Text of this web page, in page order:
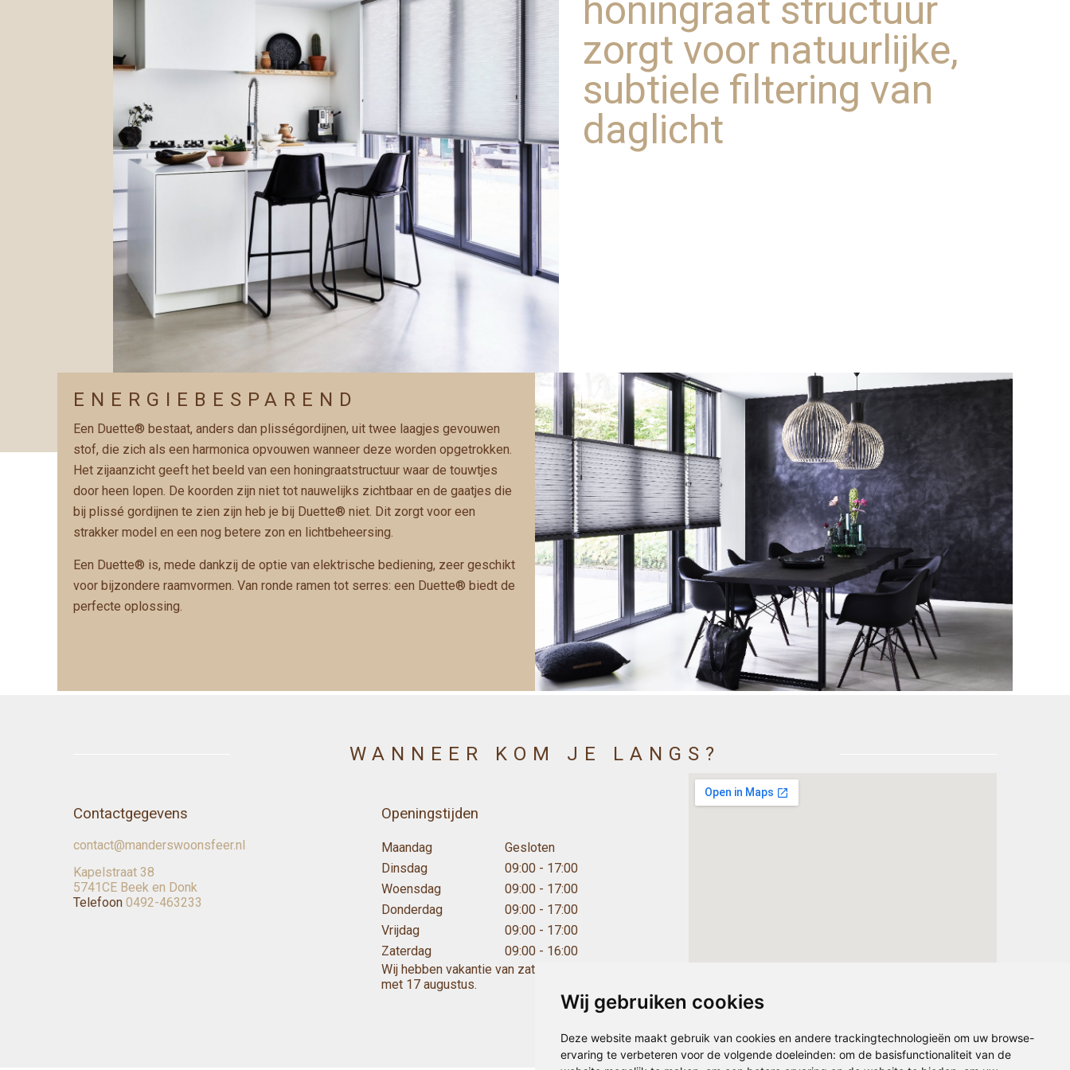
Wij gebruiken cookies
Deze website maakt gebruik van cookies en andere trackingtechnologieën om uw browse-
ervaring te verbeteren voor de volgende doeleinden: om de basisfunctionaliteit van de
honingraat structuur
zorgt voor natuurlijke,
subtiele filtering van
daglicht
ENERGIEBESPAREND
Een Duette® bestaat, anders dan plisségordijnen, uit twee laagjes gevouwen
stof, die zich als een harmonica opvouwen wanneer deze worden opgetrokken.
Het zijaanzicht geeft het beeld van een honingraatstructuur waar de touwtjes
door heen lopen. De koorden zijn niet tot nauwelijks zichtbaar en de gaatjes die
bij plissé gordijnen te zien zijn heb je bij Duette® niet. Dit zorgt voor een
strakker model en een nog betere zon en lichtbeheersing.
Een Duette® is, mede dankzij de optie van elektrische bediening, zeer geschikt
voor bijzondere raamvormen. Van ronde ramen tot serres: een Duette® biedt de
perfecte oplossing.
WANNEER KOM JE LANGS?
Contactgegevens
contact@manderswoonsfeer.nl
Kapelstraat 38
5741CE Beek en Donk
Telefoon 0492-463233
Openingstijden
Maandag
Gesloten
Dinsdag
09:00 - 17:00
Woensdag
09:00 - 17:00
Donderdag
09:00 - 17:00
Vrijdag
09:00 - 17:00
Zaterdag
09:00 - 16:00
Wij hebben vakantie van zaterdag 25 juli 12:00 tot en
met 17 augustus.